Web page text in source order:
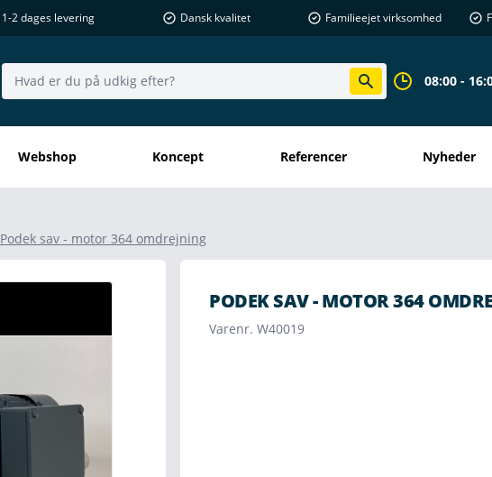
1-2 dages levering Dansk kvalitet Familieejet virksomhed
Søg.. 08:00 -
Webshop Koncept Referencer Nyheder
Podek sav - motor 364 omdrejning
PODEK SAV - MOTOR 364
Varenr. W40019